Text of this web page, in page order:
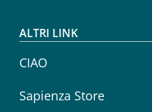
ALTRI LINK
CIAO
Sapienza Store